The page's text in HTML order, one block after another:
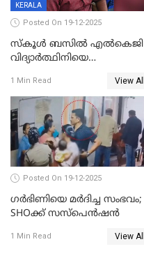
KERALA
Posted On 19-12-2025
സ്കൂൾ ബസിൽ എൽകെജി
വിദ്യാര്‍ത്ഥിനിയെ
ക്ലീനര്‍ പിടിയിൽ
1 Min Read View All
Posted On 19-12-2025
ഗര്‍ഭിണിയെ മർദിച്ച സംഭവം;
SHOക്ക് സസ്പെൻഷൻ
1 Min Read View All